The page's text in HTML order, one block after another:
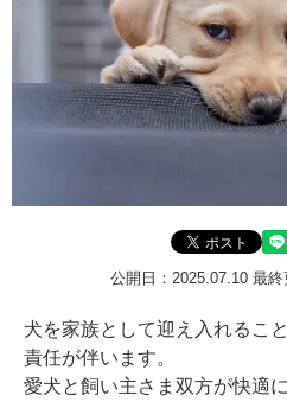
公開日：2025.07.10 最終
犬を家族として迎え入れるこ
責任が伴います。
愛犬と飼い主さま双方が快適